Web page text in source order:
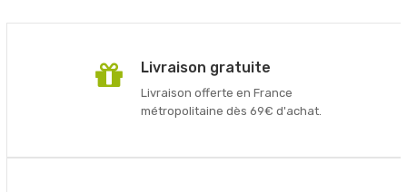
Livraison gratuite
Livraison offerte en France
métropolitaine dès 69€ d'achat.